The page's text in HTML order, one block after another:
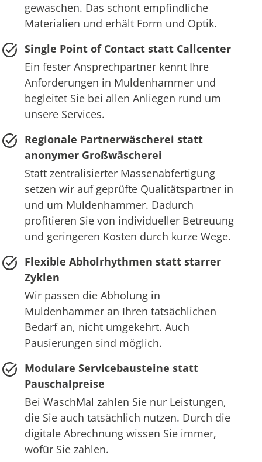
gewaschen. Das schont empfindliche
Materialien und erhält Form und Optik.
Single Point of Contact statt Callcenter
Ein fester Ansprechpartner kennt Ihre
Anforderungen in Muldenhammer und
begleitet Sie bei allen Anliegen rund um
unsere Services.
Regionale Partnerwäscherei statt
anonymer Großwäscherei
Statt zentralisierter Massenabfertigung
setzen wir auf geprüfte Qualitätspartner in
und um Muldenhammer. Dadurch
profitieren Sie von individueller Betreuung
und geringeren Kosten durch kurze Wege.
Flexible Abholrhythmen statt starrer
Zyklen
Wir passen die Abholung in
Muldenhammer an Ihren tatsächlichen
Bedarf an, nicht umgekehrt. Auch
Pausierungen sind möglich.
Modulare Servicebausteine statt
Pauschalpreise
Bei WaschMal zahlen Sie nur Leistungen,
die Sie auch tatsächlich nutzen. Durch die
digitale Abrechnung wissen Sie immer,
wofür Sie zahlen.